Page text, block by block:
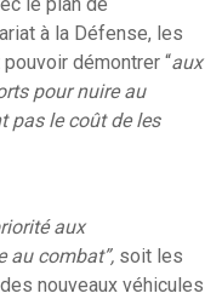
à la Défense, les
démontrer “aux
pour nuire au
pas le coût de les
aux
au combat”, soit les
nouveaux véhicules